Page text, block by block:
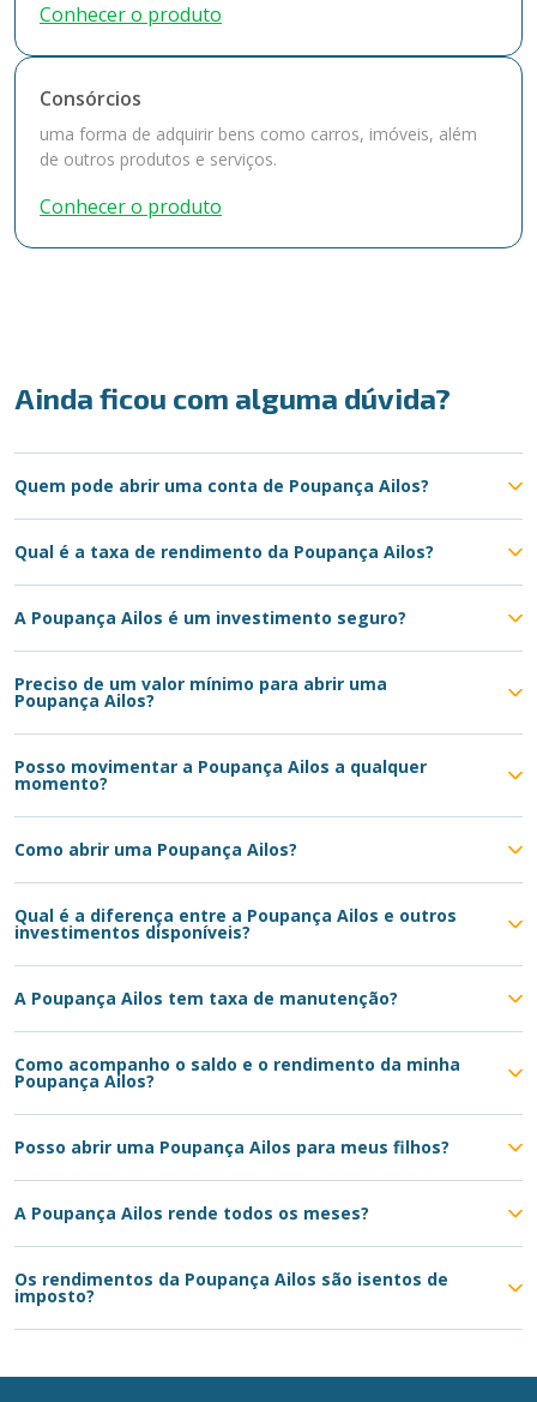
Conhecer o produto
Consórcios
uma forma de adquirir bens como carros, imóveis, além
de outros produtos e serviços.
Conhecer o produto
Ainda ficou com alguma dúvida?
Quem pode abrir uma conta de Poupança Ailos?
Qual é a taxa de rendimento da Poupança Ailos?
A Poupança Ailos é um investimento seguro?
Preciso de um valor mínimo para abrir uma
Poupança Ailos?
Posso movimentar a Poupança Ailos a qualquer
momento?
Como abrir uma Poupança Ailos?
Qual é a diferença entre a Poupança Ailos e outros
investimentos disponíveis?
A Poupança Ailos tem taxa de manutenção?
Como acompanho o saldo e o rendimento da minha
Poupança Ailos?
Posso abrir uma Poupança Ailos para meus filhos?
A Poupança Ailos rende todos os meses?
Os rendimentos da Poupança Ailos são isentos de
imposto?